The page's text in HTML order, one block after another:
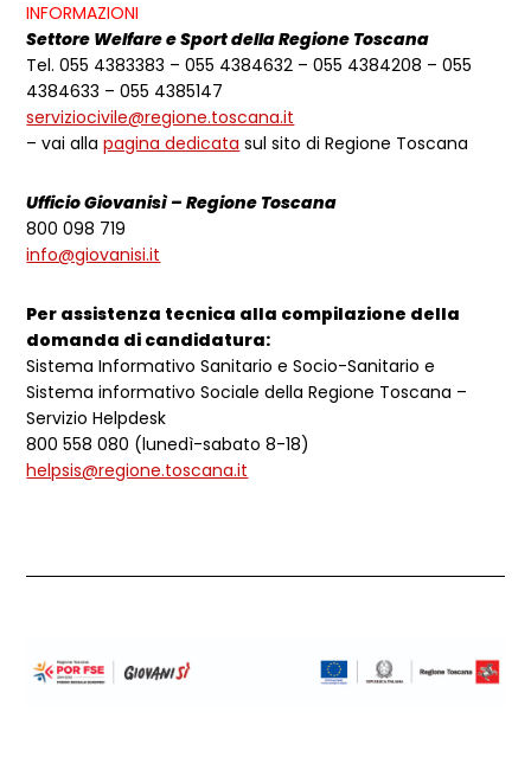
INFORMAZIONI
Settore Welfare e Sport della Regione Toscana
Tel. 055 4383383 – 055 4384632 – 055 4384208 – 055
4384633 – 055 4385147
serviziocivile@regione.toscana.it
– vai allapagina dedicata sul sito di Regione Toscana
Ufficio Giovanisì – Regione Toscana
800 098 719
info@giovanisi.it
Per assistenza tecnica alla compilazione della
domanda di candidatura:
Sistema Informativo Sanitario e Socio-Sanitario e
Sistema informativo Sociale della Regione Toscana –
Servizio Helpdesk
800 558 080 (lunedì-sabato 8-18)
helpsis@regione.toscana.it